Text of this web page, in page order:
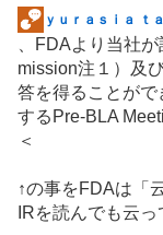
掲
示
板
記
事
ｙｕｒａｓｉａ ｔ
、FDAより当社
mission注１）及
答を得ることが
するPre-BLA
＜
↑の事をFDAは「
IRを読んでも云っ